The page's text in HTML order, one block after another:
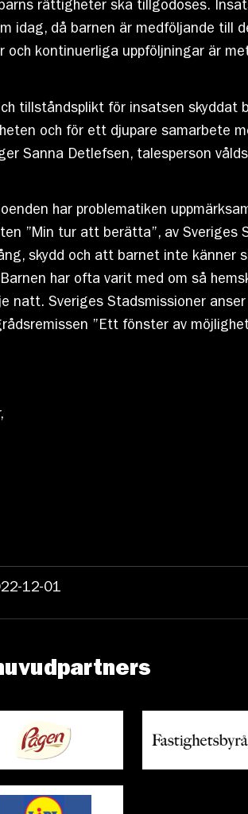
rättigheter ska tillgodoses.
idag, då barnen är medföljande till
kontinuerliga uppföljningar är
tillståndsplikt för insatsen skyddat
och för ett djupare samarbete
Sanna Detlefsen, talesperson
har problematiken
”Min tur att berätta”, av Sveriges
skydd och att barnet inte känner
har ofta varit med om så
natt. Sveriges Stadsmissioner
”Ett fönster av
12-01